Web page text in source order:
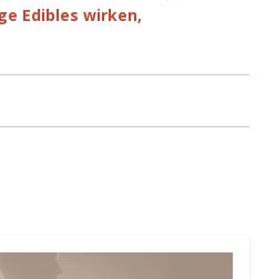
Edibles wirken,